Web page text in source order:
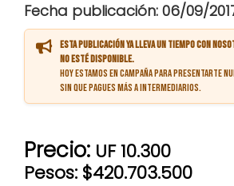
Fecha publicación: 06/09/
Esta publicación ya lleva un tiempo con
no esté disponible.
Hoy estamos en campaña para presentarte
sin que pagues más a intermediarios.
Precio: UF 10.300
Pesos: $420.703.500